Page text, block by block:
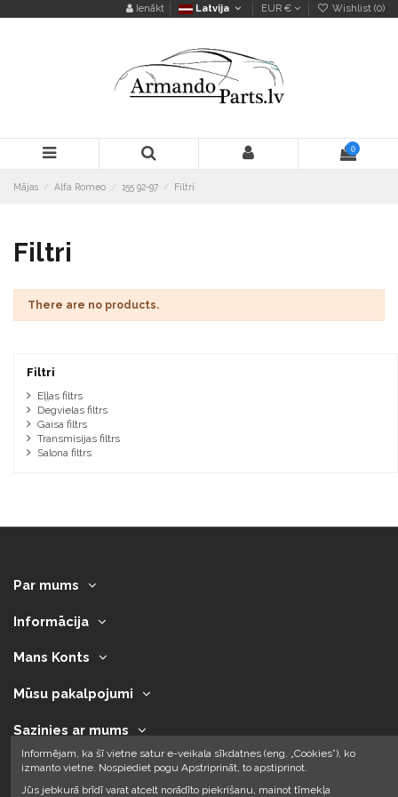
Ienākt Latvija EUR € Wishlist (0)
0
Mājas Alfa Romeo 155 92-97 Filtri
Filtri
There are no products.
Filtri
Eļļas filtrs
Degvielas filtrs
Gaisa filtrs
Transmisijas filtrs
Salona filtrs
Par mums
Informācija
Mans Konts
Mūsu pakalpojumi
Sazinies ar mums
Informējam, ka šī vietne satur e-veikala sīkdatnes (eng. „Cookies”), ko
izmanto vietne. Nospiediet pogu Apstriprināt, to apstiprinot.
Jūs jebkurā brīdī varat atcelt norādīto piekrišanu, mainot tīmekļa